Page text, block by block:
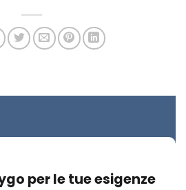
per le tue esigenze